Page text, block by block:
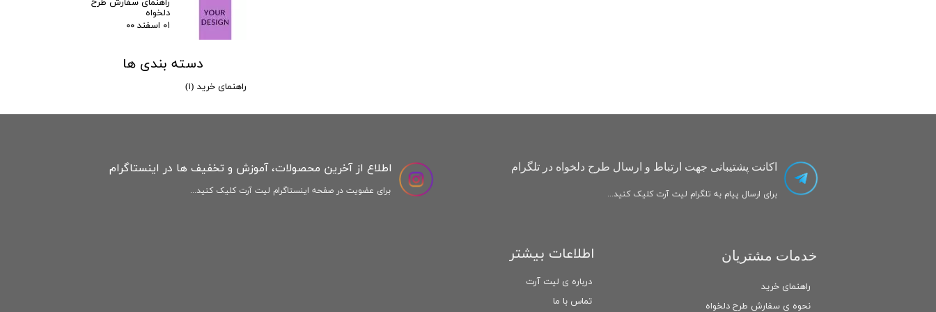
راهنمای سفارش طرح
دلخواه
۰۱ اسفند ۰۰
دسته بندی ها
راهنمای خرید (۱)
راهنمای خرید
نحوه ی سفارش طرح دلخواه
خدمات مشتریان
اکانت پشتیبانی جهت ارتباط و ارسال طرح دلخواه در تلگرام
برای ارسال پیام به تلگرام لیت آرت کلیک کنید...
اطلاعات بیشتر
درباره ی لیت آرت
تماس با ما
اطلاع از آخرین محصولات، آموزش و تخفیف ها در اینستاگرام
برای عضویت در صفحه اینستاگرام لیت آرت کلیک کنید...